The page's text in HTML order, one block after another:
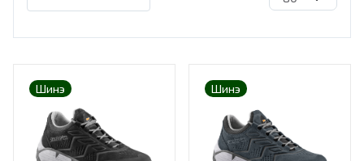
Шинэ Шинэ